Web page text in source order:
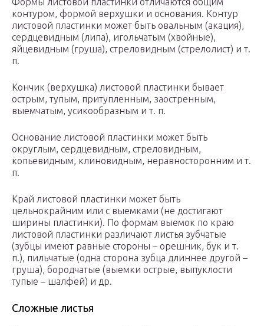
контуром, формой верхушки и основания. Контур
листовой пластинки может быть овальным (акация),
сердцевидным (липа), игольчатым (хвойные),
яйцевидным (груша), стреловидным (стрелолист) и т.
п.
Кончик (верхушка) листовой пластинки бывает
острым, тупым, притупленным, заостренным,
выемчатым, усикообразным и т. п.
Основание листовой пластинки может быть
округлым, сердцевидным, стреловидным,
копьевидным, клиновидным, неравносторонним и т.
п.
Край листовой пластинки может быть
цельнокрайним или с выемками (не достигают
ширины пластинки). По формам выемок по краю
листовой пластинки различают листья зубчатые
(зубцы имеют равные стороны – орешник, бук и т.
п.), пильчатые (одна сторона зубца длиннее другой –
груша), бородчатые (выемки острые, выпуклости
тупые – шалфей) и др.
Сложные листья